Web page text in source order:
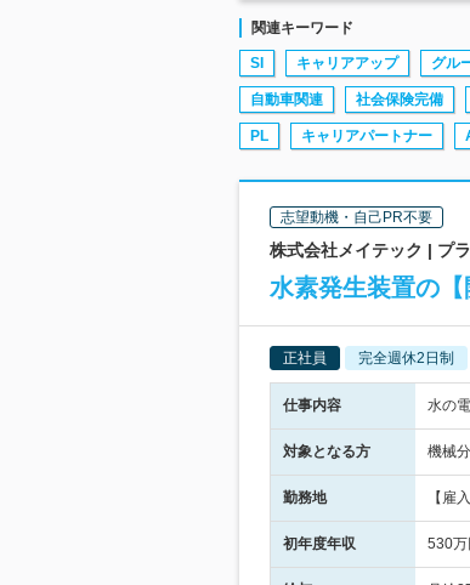
関連キーワード
SI キャリアアップ グル
自動車関連 社会保険完備
PL キャリアパートナー
志望動機・自己PR不要
株式会社メイテック | プ
水素発生装置の【
正社員 完全週休2日制
仕事内容 水の
対象となる方 機械
勤務地 【雇
初年度年収 530万